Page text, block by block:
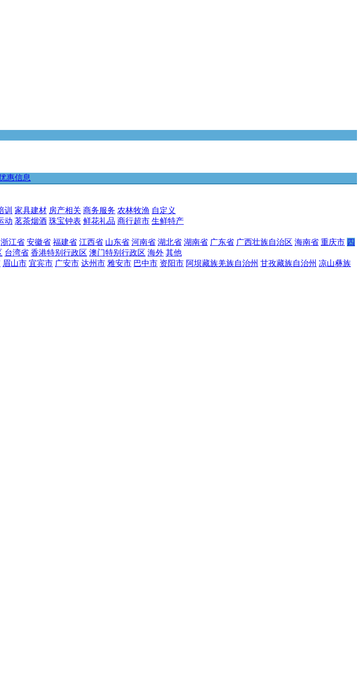
惠信息
训 家具建材 房产相关 商务服务 农林牧渔 自定义
动 茗茶烟酒 珠宝钟表 鲜花礼品 商行超市 生鲜特产
浙江省 安徽省 福建省 江西省 山东省 河南省 湖北省 湖南省 广东省 广西壮族自治区 海南省 重庆市 四
台湾省 香港特别行政区 澳门特别行政区 海外 其他
眉山市 宜宾市 广安市 达州市 雅安市 巴中市 资阳市 阿坝藏族羌族自治州 甘孜藏族自治州 凉山彝族